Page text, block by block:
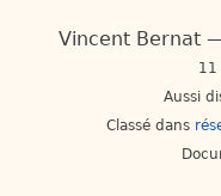
Vincent Bernat
11
Aussi
Classé dans